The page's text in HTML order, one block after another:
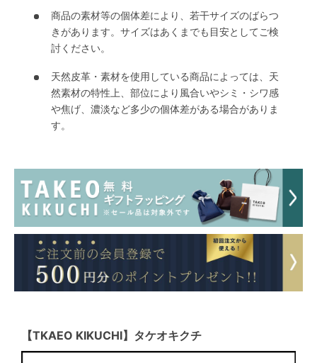
商品の素材等の個体差により、若干サイズのばらつ
きがあります。サイズはあくまでも目安としてご検
討ください。
天然皮革・素材を使用している商品によっては、天
然素材の特性上、部位により風合いやシミ・シワ感
や焦げ、濃淡など多少の個体差がある場合がありま
す。
【TKAEO KIKUCHI】タケオキクチ